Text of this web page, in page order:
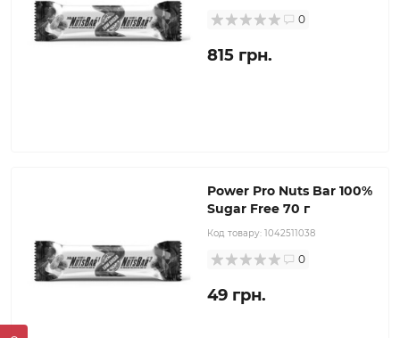
0
815 грн.
Power Pro Nuts Bar 100%
Sugar Free 70 г
Код товару: 1042511038
0
49 грн.